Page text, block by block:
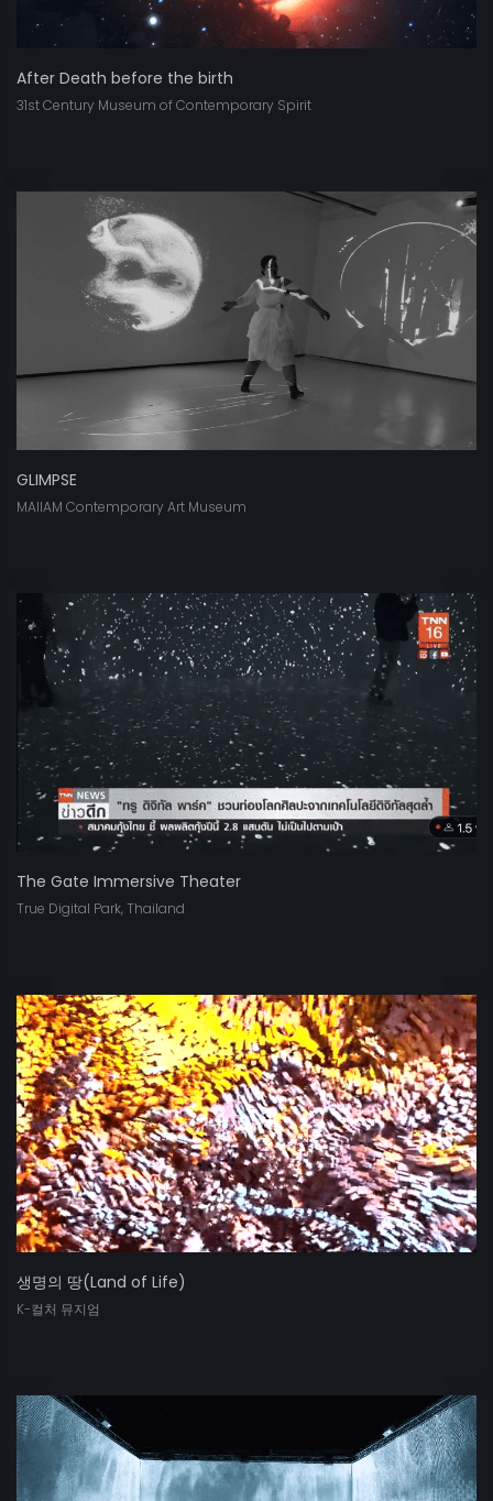
After Death before the birth
31st Century Museum of Contemporary Spirit
GLIMPSE
MAIIAM Contemporary Art Museum
The Gate Immersive Theater
True Digital Park, Thailand
생명의 땅(Land of Life)
K-컬처 뮤지엄